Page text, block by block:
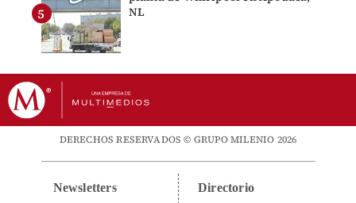
NL
DERECHOS RESERVADOS © GRUPO MILENIO 2026
Newsletters Directorio